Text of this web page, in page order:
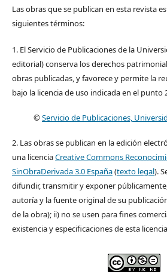
Las obras que se publican en esta revista
siguientes términos:
1. El Servicio de Publicaciones de la
editorial) conserva los derechos
obras publicadas, y favorece y permite la
bajo la licencia de uso indicada en el punto
©Servicio de Publicaciones,
2. Las obras se publican en la edición
una licenciaCreative Commons
SinObraDerivada 3.0 España(texto legal).
difundir, transmitir y exponer
autoría y la fuente original de su
de la obra); ii) no se usen para fines
existencia y especificaciones de esta